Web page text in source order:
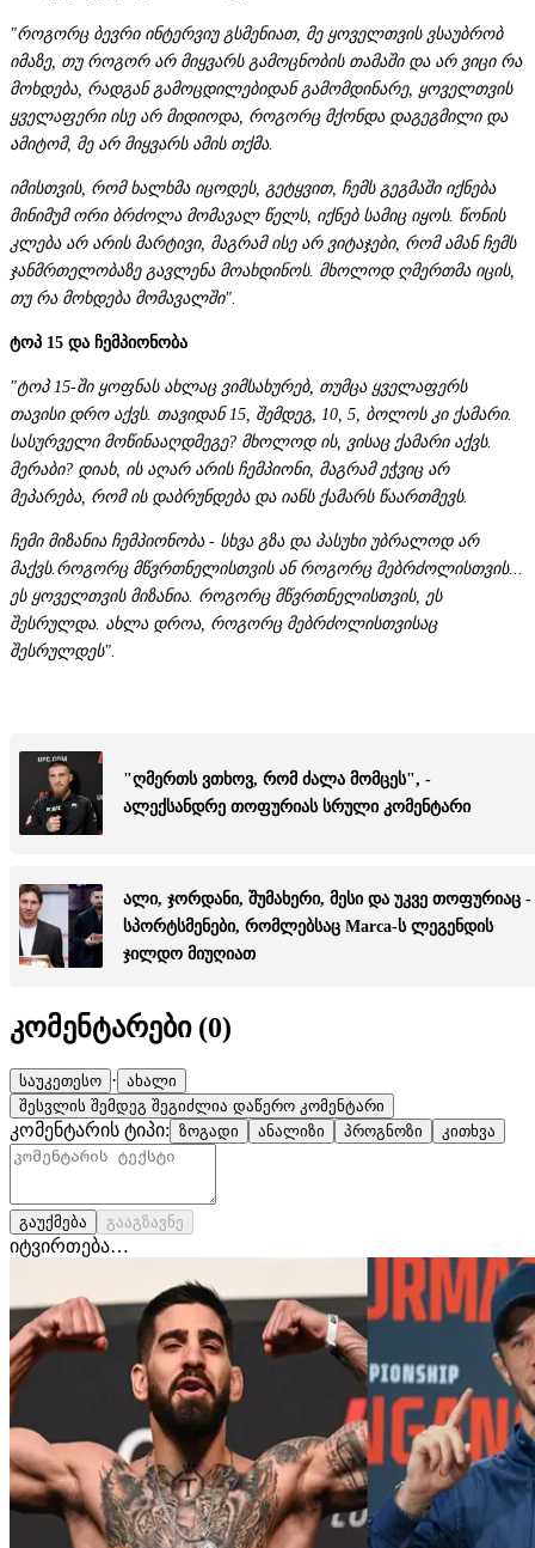
"როგორც ბევრი ინტერვიუ გსმენიათ, მე ყოველთვის ვსაუბრობ
იმაზე, თუ როგორ არ მიყვარს გამოცნობის თამაში და არ ვიცი რა
მოხდება, რადგან გამოცდილებიდან გამომდინარე, ყოველთვის
ყველაფერი ისე არ მიდიოდა, როგორც მქონდა დაგეგმილი და
ამიტომ, მე არ მიყვარს ამის თქმა.
იმისთვის, რომ ხალხმა იცოდეს, გეტყვით, ჩემს გეგმაში იქნება
მინიმუმ ორი ბრძოლა მომავალ წელს, იქნებ სამიც იყოს. წონის
კლება არ არის მარტივი, მაგრამ ისე არ ვიტაჯები, რომ ამან ჩემს
ჯანმრთელობაზე გავლენა მოახდინოს. მხოლოდ ღმერთმა იცის,
თუ რა მოხდება მომავალში".
ტოპ 15 და ჩემპიონობა
"ტოპ 15-ში ყოფნას ახლაც ვიმსახურებ, თუმცა ყველაფერს
თავისი დრო აქვს. თავიდან 15, შემდეგ, 10, 5, ბოლოს კი ქამარი.
სასურველი მოწინააღდმეგე? მხოლოდ ის, ვისაც ქამარი აქვს.
მერაბი? დიახ, ის აღარ არის ჩემპიონი, მაგრამ ეჭვიც არ
მეპარება, რომ ის დაბრუნდება და იანს ქამარს წაართმევს.
ჩემი მიზანია ჩემპიონობა - სხვა გზა და პასუხი უბრალოდ არ
მაქვს.როგორც მწვრთნელისთვის ან როგორც მებრძოლისთვის...
ეს ყოველთვის მიზანია. როგორც მწვრთნელისთვის, ეს
შესრულდა. ახლა დროა, როგორც მებრძოლისთვისაც
შესრულდეს".
"ღმერთს ვთხოვ, რომ ძალა მომცეს", -
ალექსანდრე თოფურიას სრული კომენტარი
ალი, ჯორდანი, შუმახერი, მესი და უკვე თოფურიაც -
სპორტსმენები, რომლებსაც Marca-ს ლეგენდის
ჯილდო მიუღიათ
კომენტარები (0)
საუკეთესო · ახალი
შესვლის შემდეგ შეგიძლია დაწერო კომენტარი
კომენტარის ტიპი: ზოგადი ანალიზი პროგნოზი კითხვა
გაუქმება გააგზავნე
იტვირთება…